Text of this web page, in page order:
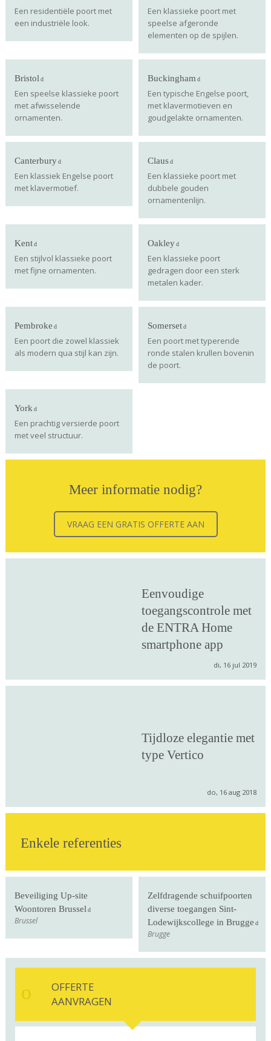
Een residentiële poort met
een industriële look.
Een klassieke poort met
speelse afgeronde
elementen op de spijlen.
Bristol
Een speelse klassieke poort
met afwisselende
ornamenten.
Buckingham
Een typische Engelse poort,
met klavermotieven en
goudgelakte ornamenten.
Canterbury
Een klassiek Engelse poort
met klavermotief.
Claus
Een klassieke poort met
dubbele gouden
ornamentenlijn.
Kent
Een stijlvol klassieke poort
met fijne ornamenten.
Oakley
Een klassieke poort
gedragen door een sterk
metalen kader.
Pembroke
Een poort die zowel klassiek
als modern qua stijl kan zijn.
Somerset
Een poort met typerende
ronde stalen krullen bovenin
de poort.
York
Een prachtig versierde poort
met veel structuur.
Meer informatie nodig?
VRAAG EEN GRATIS OFFERTE AAN
Eenvoudige
toegangscontrole met
de ENTRA Home
smartphone app
di, 16 jul 2019
Tijdloze elegantie met
type Vertico
do, 16 aug 2018
Enkele referenties
Beveiliging Up-site
Woontoren Brussel
Brussel
Zelfdragende schuifpoorten
diverse toegangen Sint-
Lodewijkscollege in Brugge
Brugge
OFFERTE
AANVRAGEN